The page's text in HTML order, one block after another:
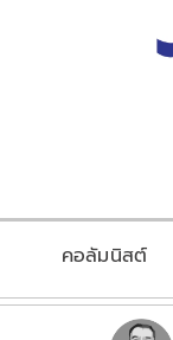
คอลัมนิสต์